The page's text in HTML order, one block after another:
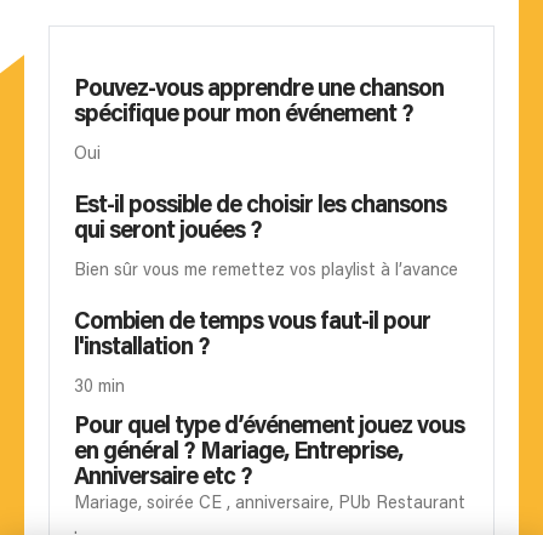
Pouvez-vous apprendre une chanson
spécifique pour mon événement ?
Oui
Est-il possible de choisir les chansons
qui seront jouées ?
Bien sûr vous me remettez vos playlist à l’avance
Combien de temps vous faut-il pour
l'installation ?
30 min
Pour quel type d’événement jouez vous
en général ? Mariage, Entreprise,
Anniversaire etc ?
Mariage, soirée CE , anniversaire, PUb Restaurant
.